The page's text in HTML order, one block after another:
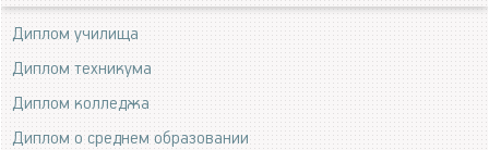
Диплом училища
Диплом техникума
Диплом колледжа
Диплом о среднем образовании